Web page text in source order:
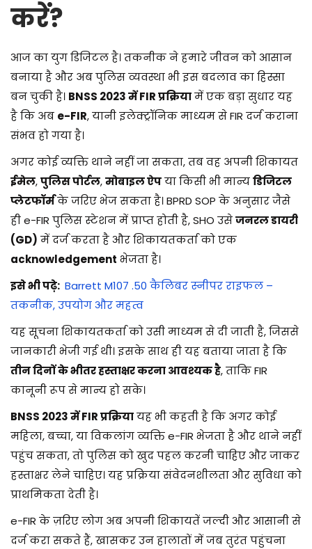
करें?
आज का युग डिजिटल है। तकनीक ने हमारे जीवन को आसान
बनाया है और अब पुलिस व्यवस्था भी इस बदलाव का हिस्सा
बन चुकी है। BNSS 2023 में FIR प्रक्रियामें एक बड़ा सुधार यह
है कि अब e-FIR, यानी इलेक्ट्रॉनिक माध्यम से FIR दर्ज कराना
संभव हो गया है।
अगर कोई व्यक्ति थाने नहीं जा सकता, तब वह अपनी शिकायत
ईमेल,पुलिस पोर्टल,मोबाइल ऐपया किसी भी मान्यडिजिटल
प्लेटफॉर्मके जरिए भेज सकता है। BPRD SOP के अनुसार जैसे
ही e-FIR पुलिस स्टेशन में प्राप्त होती है, SHO उसेजनरल डायरी
(GD) में दर्ज करता है और शिकायतकर्ता को एक
acknowledgement भेजता है।
इसे भी पढ़े: Barrett M107 .50 कैलिबर स्नीपर राइफल –
तकनीक, उपयोग और महत्व
यह सूचना शिकायतकर्ता को उसी माध्यम से दी जाती है, जिससे
जानकारी भेजी गई थी। इसके साथ ही यह बताया जाता है कि
तीन दिनों के भीतर हस्ताक्षर करना आवश्यक है, ताकि FIR
कानूनी रूप से मान्य हो सके।
BNSS 2023 में FIR प्रक्रियायह भी कहती है कि अगर कोई
महिला, बच्चा, या विकलांग व्यक्ति e-FIR भेजता है और थाने नहीं
पहुंच सकता, तो पुलिस को खुद पहल करनी चाहिए और जाकर
हस्ताक्षर लेने चाहिए। यह प्रक्रिया संवेदनशीलता और सुविधा को
प्राथमिकता देती है।
e-FIR के ज़रिए लोग अब अपनी शिकायतें जल्दी और आसानी से
दर्ज करा सकते हैं, खासकर उन हालातों में जब तुरंत पहुंचना